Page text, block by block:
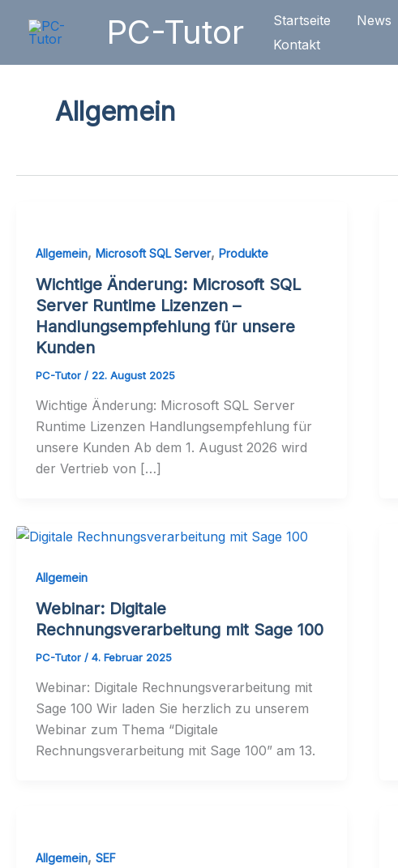
Inhalt
PC-Tutor Startseite News
Kontakt
Allgemein
Allgemein, Microsoft SQL Server, Produkte
Wichtige Änderung: Microsoft SQL
Server Runtime Lizenzen –
Handlungsempfehlung für unsere
Kunden
PC-Tutor / 22. August 2025
Wichtige Änderung: Microsoft SQL Server
Runtime Lizenzen Handlungsempfehlung für
unsere Kunden Ab dem 1. August 2026 wird
der Vertrieb von […]
Allgemein
Webinar: Digitale
Rechnungsverarbeitung mit Sage 100
PC-Tutor / 4. Februar 2025
Webinar: Digitale Rechnungsverarbeitung mit
Sage 100 Wir laden Sie herzlich zu unserem
Webinar zum Thema “Digitale
Rechnungsverarbeitung mit Sage 100” am 13.
Allgemein, SEF